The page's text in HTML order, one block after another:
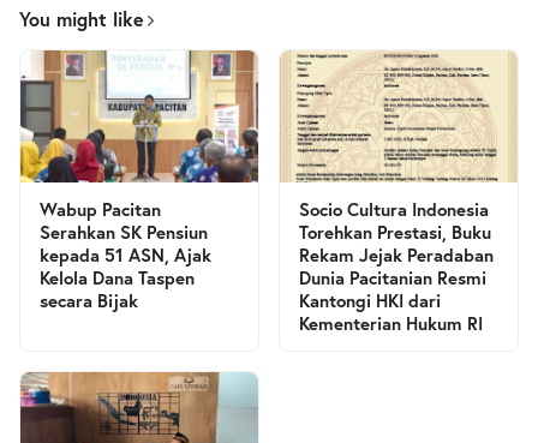
You might like
Wabup Pacitan
Serahkan SK Pensiun
kepada 51 ASN, Ajak
Kelola Dana Taspen
secara Bijak
Socio Cultura Indonesia
Torehkan Prestasi, Buku
Rekam Jejak Peradaban
Dunia Pacitanian Resmi
Kantongi HKI dari
Kementerian Hukum RI